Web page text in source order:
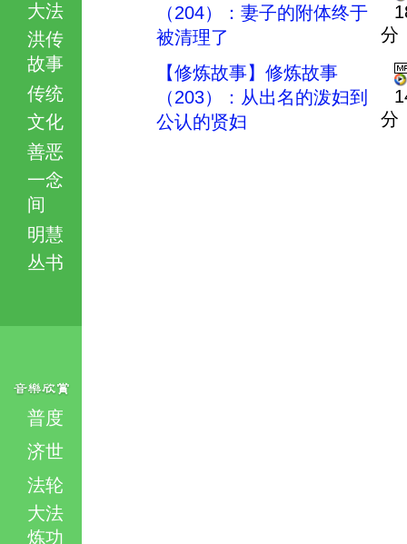
大法
洪传
故事
传统
文化
善恶
一念
间
明慧
丛书
普度
济世
法轮
大法
炼功
（204）：妻子的附体终于
被清理了
分
【修炼故事】修炼故事
（203）：从出名的泼妇到
公认的贤妇
分